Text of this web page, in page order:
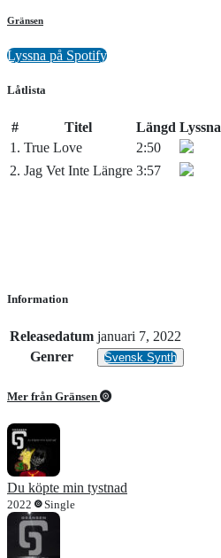
Gränsen
Lyssna på Spotify
Låtlista
# Titel Längd Lyssna
1. True Love
2:50
2. Jag Vet Inte Längre 3:57
Information
Releasedatum januari 7, 2022
Genrer
Svensk Synth
Mer från Gränsen
Du köpte min tystnad
2022 Single